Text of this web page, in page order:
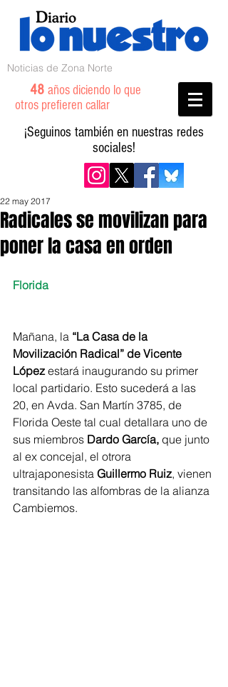
Noticias de Zona Norte
48 años diciendo lo que
otros prefieren callar
¡Seguinos también en nuestras redes
sociales!
Radicales se movilizan para
poner la casa en orden
22 may 2017
Florida
Mañana, la “La Casa de la
Movilización Radical” de Vicente
López estará inaugurando su primer
local partidario. Esto sucederá a las
20, en Avda. San Martín 3785, de
Florida Oeste tal cual detallara uno de
sus miembros Dardo García, que junto
al ex concejal, el otrora
ultrajaponesista Guillermo Ruiz, vienen
transitando las alfombras de la alianza
Cambiemos.